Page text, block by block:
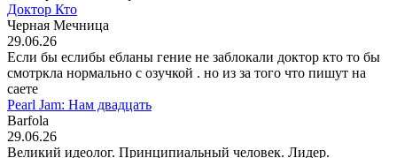
Доктор Кто
Черная Мечница
29.06.26
Если бы еслибы ебланы гение не заблокали доктор кто то бы
смотркла нормально с озучкой . но из за того что пишут на
саете
Pearl Jam: Нам двадцать
Barfola
29.06.26
Великий идеолог. Принципиальный человек. Лидер.